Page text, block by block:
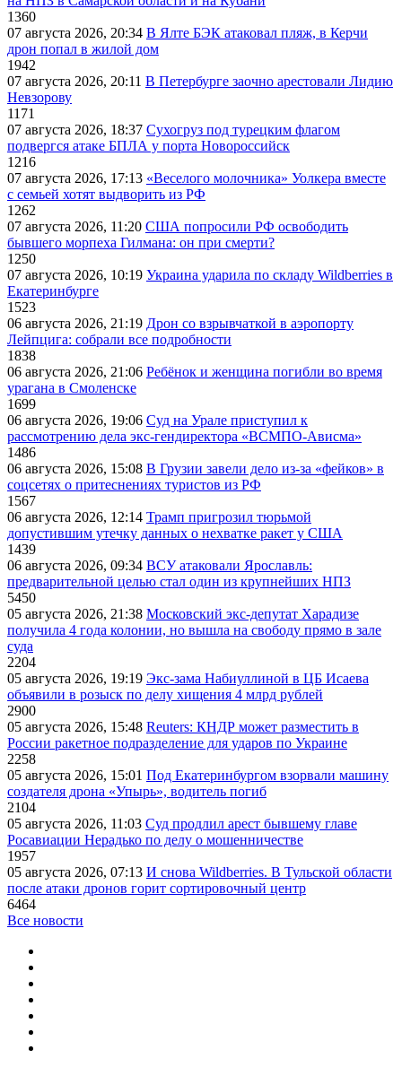
1360
07 августа 2026, 20:34 В Ялте БЭК атаковал пляж, в Керчи
дрон попал в жилой дом
1942
07 августа 2026, 20:11 В Петербурге заочно арестовали Лидию
Невзорову
1171
07 августа 2026, 18:37 Сухогруз под турецким флагом
подвергся атаке БПЛА у порта Новороссийск
1216
07 августа 2026, 17:13 «Веселого молочника» Уолкера вместе
с семьей хотят выдворить из РФ
1262
07 августа 2026, 11:20 США попросили РФ освободить
бывшего морпеха Гилмана: он при смерти?
1250
07 августа 2026, 10:19 Украина ударила по складу Wildberries в
Екатеринбурге
1523
06 августа 2026, 21:19 Дрон со взрывчаткой в аэропорту
Лейпцига: собрали все подробности
1838
06 августа 2026, 21:06 Ребёнок и женщина погибли во время
урагана в Смоленске
1699
06 августа 2026, 19:06 Суд на Урале приступил к
рассмотрению дела экс-гендиректора «ВСМПО-Ависма»
1486
06 августа 2026, 15:08 В Грузии завели дело из-за «фейков» в
соцсетях о притеснениях туристов из РФ
1567
06 августа 2026, 12:14 Трамп пригрозил тюрьмой
допустившим утечку данных о нехватке ракет у США
1439
06 августа 2026, 09:34 ВСУ атаковали Ярославль:
предварительной целью стал один из крупнейших НПЗ
5450
05 августа 2026, 21:38 Московский экс-депутат Харадизе
получила 4 года колонии, но вышла на свободу прямо в зале
суда
2204
05 августа 2026, 19:19 Экс-зама Набиуллиной в ЦБ Исаева
объявили в розыск по делу хищения 4 млрд рублей
2900
05 августа 2026, 15:48 Reuters: КНДР может разместить в
России ракетное подразделение для ударов по Украине
2258
05 августа 2026, 15:01 Под Екатеринбургом взорвали машину
создателя дрона «Упырь», водитель погиб
2104
05 августа 2026, 11:03 Суд продлил арест бывшему главе
Росавиации Нерадько по делу о мошенничестве
1957
05 августа 2026, 07:13 И снова Wildberries. В Тульской области
после атаки дронов горит сортировочный центр
6464
Все новости